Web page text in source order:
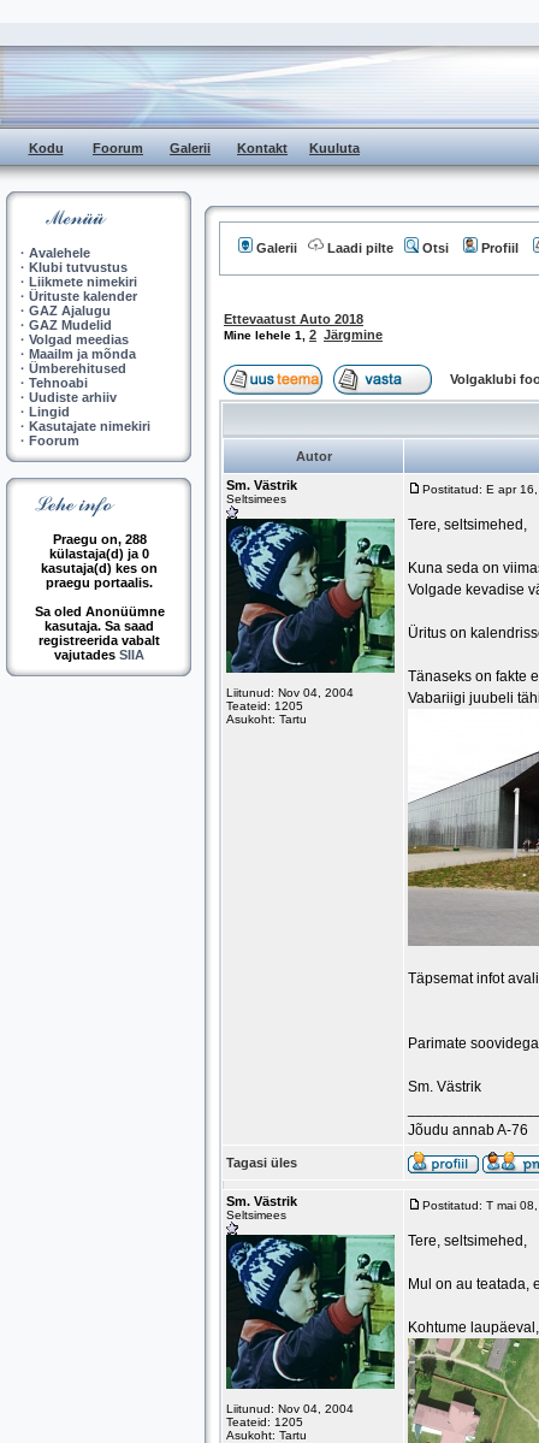
Kodu Foorum Galerii Kontakt Kuuluta
· Avalehele
· Klubi tutvustus
· Liikmete nimekiri
· Ürituste kalender
· GAZ Ajalugu
· GAZ Mudelid
· Volgad meedias
· Maailm ja mõnda
· Ümberehitused
· Tehnoabi
· Uudiste arhiiv
· Lingid
· Kasutajate nimekiri
· Foorum
Praegu on, 288
külastaja(d) ja 0
kasutaja(d) kes on
praegu portaalis.
Sa oled Anonüümne
kasutaja. Sa saad
registreerida vabalt
vajutades SIIA
Galerii Laadi pilte Otsi Profiil
Ettevaatust Auto 2018
Mine lehele 1 2 Järgmine
Volgaklubi
Autor
Sm. Västrik
Seltsimees
Liitunud: Nov 04, 2004
Teateid: 1205
Asukoht: Tartu
Postitatud: E apr
Tere, seltsimehed,
Kuna seda on
Volgade kevadise
Üritus on
Tänaseks on fakte
Vabariigi juubeli
Täpsemat infot
Parimate
Sm. Västrik
Jõudu annab A-76
Tagasi üles
Sm. Västrik
Seltsimees
Liitunud: Nov 04, 2004
Teateid: 1205
Asukoht: Tartu
Postitatud: T mai
Tere, seltsimehed,
Mul on au teatada,
Kohtume